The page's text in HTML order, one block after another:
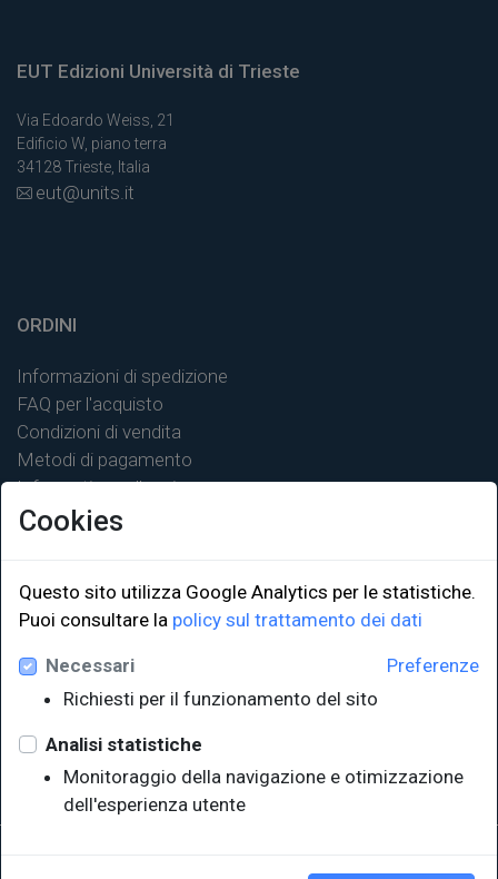
EUT Edizioni Università di Trieste
Via Edoardo Weiss, 21
Edificio W, piano terra
34128 Trieste, Italia
eut@units.it
ORDINI
Informazioni di spedizione
FAQ per l'acquisto
Condizioni di vendita
Metodi di pagamento
Informativa sulla privacy
LINK ISTITUZIONALI
Università degli Studi di Trieste
Sistema Bibliotecario di Ateneo
EUT in cifre
Cookies
Questo sito utilizza Google Analytics per le statistiche.
Puoi consultare la policy sul trattamento dei dati
Preferenze
Necessari
Richiesti per il funzionamento del sito
Analisi statistiche
Monitoraggio della navigazione e otimizzazione
dell'esperienza utente